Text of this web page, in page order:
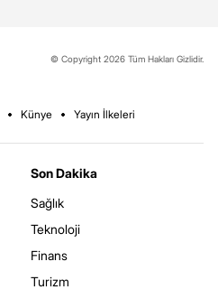
© Copyright 2026 Tüm Hakları Gizlidir.
Künye Yayın İlkeleri
Son Dakika
Sağlık
Teknoloji
Finans
Turizm